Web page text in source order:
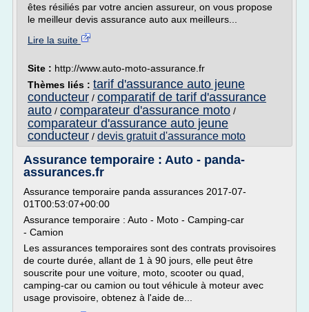
êtes résiliés par votre ancien assureur, on vous propose
le meilleur devis assurance auto aux meilleurs...
Lire la suite
Site : http://www.auto-moto-assurance.fr
Thèmes liés : tarif d'assurance auto jeune
conducteur / comparatif de tarif d'assurance
auto / comparateur d'assurance moto /
comparateur d'assurance auto jeune
conducteur / devis gratuit d'assurance moto
Assurance temporaire : Auto - panda-
assurances.fr
Assurance temporaire panda assurances 2017-07-
01T00:53:07+00:00
Assurance temporaire : Auto - Moto - Camping-car
- Camion
Les assurances temporaires sont des contrats provisoires
de courte durée, allant de 1 à 90 jours, elle peut être
souscrite pour une voiture, moto, scooter ou quad,
camping-car ou camion ou tout véhicule à moteur avec
usage provisoire, obtenez à l'aide de...